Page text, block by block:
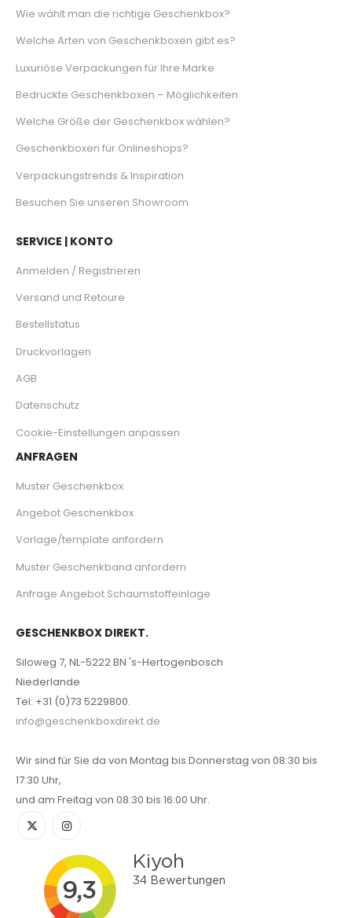
Wie wählt man die richtige Geschenkbox?
Welche Arten von Geschenkboxen gibt es?
Luxuriöse Verpackungen für Ihre Marke
Bedruckte Geschenkboxen – Möglichkeiten
Welche Größe der Geschenkbox wählen?
Geschenkboxen für Onlineshops?
Verpackungstrends & Inspiration
Besuchen Sie unseren Showroom
SERVICE | KONTO
Anmelden / Registrieren
Versand und Retoure
Bestellstatus
Druckvorlagen
AGB
Datenschutz
Cookie-Einstellungen anpassen
ANFRAGEN
Muster Geschenkbox
Angebot Geschenkbox
Vorlage/template anfordern
Muster Geschenkband anfordern
Anfrage Angebot Schaumstoffeinlage
GESCHENKBOX DIREKT.
Siloweg 7, NL-5222 BN 's-Hertogenbosch
Niederlande
Tel: +31 (0)73 5229800.
info@geschenkboxdirekt.de
Wir sind für Sie da von Montag bis Donnerstag von 08:30 bis
17:30 Uhr,
und am Freitag von 08:30 bis 16:00 Uhr.